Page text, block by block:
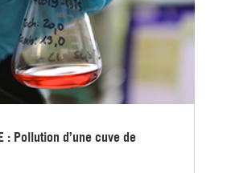
: Pollution d’une cuve de